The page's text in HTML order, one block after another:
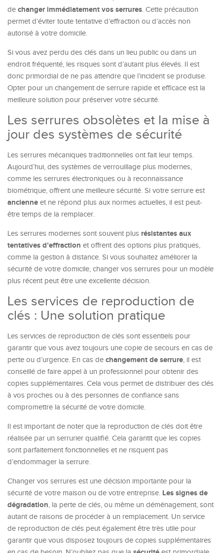
de changer immédiatement vos serrures. Cette précaution
permet d’éviter toute tentative d’effraction ou d’accès non
autorisé à votre domicile.
Si vous avez perdu des clés dans un lieu public ou dans un
endroit fréquenté, les risques sont d’autant plus élevés. Il est
donc primordial de ne pas attendre que l’incident se produise.
Opter pour un changement de serrure rapide et efficace est la
meilleure solution pour préserver votre sécurité.
Les serrures obsolètes et la mise à
jour des systèmes de sécurité
Les serrures mécaniques traditionnelles ont fait leur temps.
Aujourd’hui, des systèmes de verrouillage plus modernes,
comme les serrures électroniques ou à reconnaissance
biométrique, offrent une meilleure sécurité. Si votre serrure est
ancienne et ne répond plus aux normes actuelles, il est peut-
être temps de la remplacer.
Les serrures modernes sont souvent plus résistantes aux
tentatives d’effraction et offrent des options plus pratiques,
comme la gestion à distance. Si vous souhaitez améliorer la
sécurité de votre domicile, changer vos serrures pour un modèle
plus récent peut être une excellente décision.
Les services de reproduction de
clés : Une solution pratique
Les services de reproduction de clés sont essentiels pour
garantir que vous avez toujours une copie de secours en cas de
perte ou d’urgence. En cas de changement de serrure, il est
conseillé de faire appel à un professionnel pour obtenir des
copies supplémentaires. Cela vous permet de distribuer des clés
à vos proches ou à des personnes de confiance sans
compromettre la sécurité de votre domicile.
Il est important de noter que la reproduction de clés doit être
réalisée par un serrurier qualifié. Cela garantit que les copies
sont parfaitement fonctionnelles et ne risquent pas
d’endommager la serrure.
Changer vos serrures est une décision importante pour la
sécurité de votre maison ou de votre entreprise. Les signes de
dégradation, la perte de clés, ou même un déménagement, sont
autant de raisons de procéder à un remplacement. Un service
de reproduction de clés peut également être très utile pour
garantir que vous disposez toujours de copies supplémentaires